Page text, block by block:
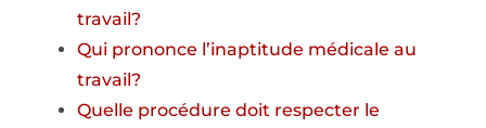
travail?
Qui prononce l’inaptitude médicale au
travail?
Quelle procédure doit respecter le